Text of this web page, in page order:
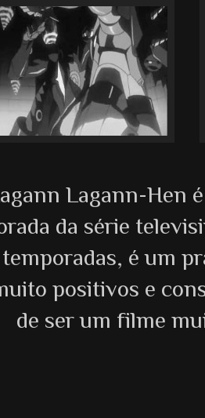
Lagann-Hen
da série
é um
positivos e
de ser um filme